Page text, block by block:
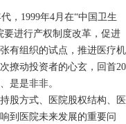
，1999年4月在“中国卫生
要进行产权制度改革，促进
有组织的试点，推进医疗机
撩动投资者的心玄，回首20
是是非非。
方式、医院股权结构、医
到医院未来发展的重要问